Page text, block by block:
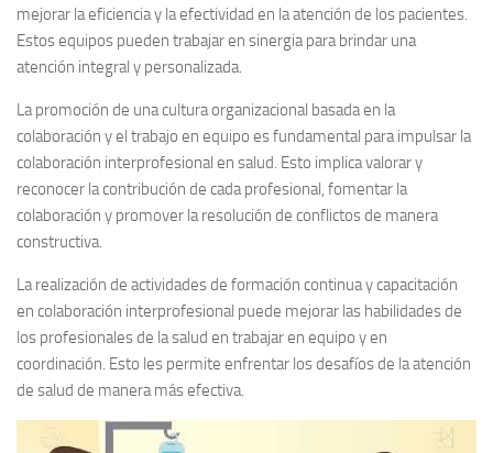
mejorar la eficiencia y la efectividad en la atención de los pacientes.
Estos equipos pueden trabajar en sinergia para brindar una
atención integral y personalizada.
La promoción de una cultura organizacional basada en la
colaboración y el trabajo en equipo es fundamental para impulsar la
colaboración interprofesional en salud. Esto implica valorar y
reconocer la contribución de cada profesional, fomentar la
colaboración y promover la resolución de conflictos de manera
constructiva.
La realización de actividades de formación continua y capacitación
en colaboración interprofesional puede mejorar las habilidades de
los profesionales de la salud en trabajar en equipo y en
coordinación. Esto les permite enfrentar los desafíos de la atención
de salud de manera más efectiva.